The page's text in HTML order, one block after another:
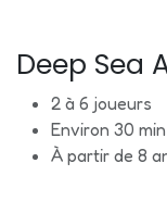
Deep Sea
2 à 6 joueurs
Environ 30 min
À partir de 8